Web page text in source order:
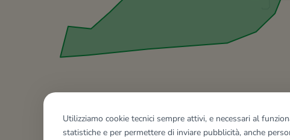
Utilizziamo cookie tecnici sempre attivi, e necessari al
statistiche e per permettere di inviare pubblicità, anche